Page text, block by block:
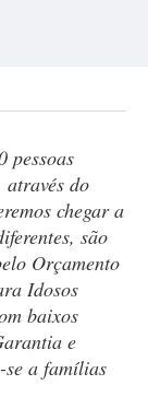
pessoas
através do
chegar a
são
Orçamento
Idosos
baixos
e
se a famílias